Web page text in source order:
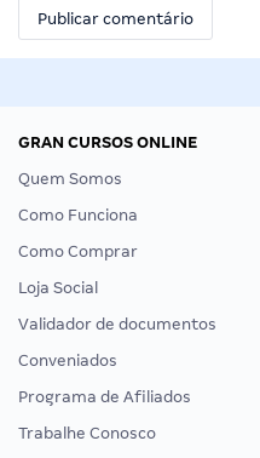
GRAN CURSOS ONLINE
Quem Somos
Como Funciona
Como Comprar
Loja Social
Validador de documentos
Conveniados
Programa de Afiliados
Trabalhe Conosco